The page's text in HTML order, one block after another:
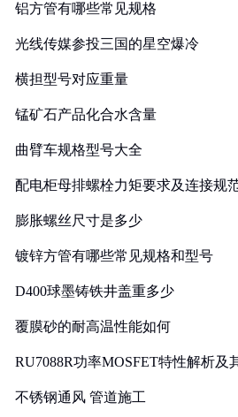
铝方管有哪些常见规格
光线传媒参投三国的星空爆冷
横担型号对应重量
锰矿石产品化合水含量
曲臂车规格型号大全
配电柜母排螺栓力矩要求及连接规
膨胀螺丝尺寸是多少
镀锌方管有哪些常见规格和型号
D400球墨铸铁井盖重多少
覆膜砂的耐高温性能如何
RU7088R功率MOSFET特性解析及
不锈钢通风 管道施工